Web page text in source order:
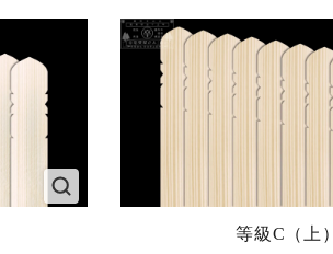
等級C（上）